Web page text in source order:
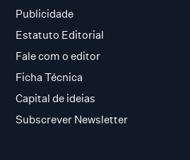
Publicidade
Estatuto Editorial
Fale com o editor
Ficha Técnica
Capital de ideias
Subscrever Newsletter